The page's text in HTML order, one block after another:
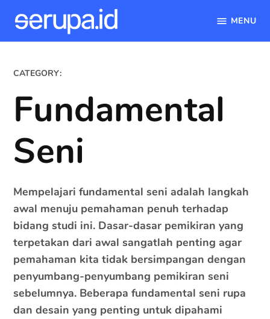
MENU
CATEGORY:
Fundamental
Seni
Mempelajari fundamental seni adalah langkah
awal menuju pemahaman penuh terhadap
bidang studi ini. Dasar-dasar pemikiran yang
terpetakan dari awal sangatlah penting agar
pemahaman kita tidak bersimpangan dengan
penyumbang-penyumbang pemikiran seni
sebelumnya. Beberapa fundamental seni rupa
dan desain yang penting untuk dipahami